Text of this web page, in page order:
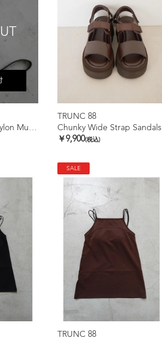
Eco Leather Mix Nylon Multi Case
TRUNC 88
Chunky Wide Strap Sandals
￥9,900(税込)
SALE
TRUNC 88